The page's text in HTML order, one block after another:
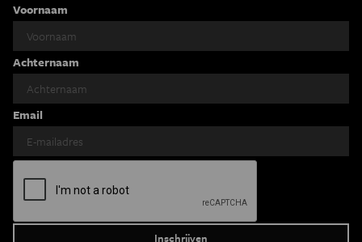
Voornaam
Achternaam
Email